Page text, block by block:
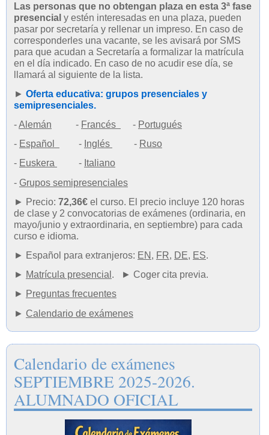
Las personas que no obtengan plaza en esta 3ª fase
presencial y estén interesadas en una plaza, pueden
pasar por secretaría y rellenar un impreso. En caso de
corresponderles una vacante, se les avisará por SMS
para que acudan a Secretaría a formalizar la matrícula
en el día indicado. En caso de no acudir ese día, se
llamará al siguiente de la lista.
► Oferta educativa: grupos presenciales y
semipresenciales.
-Alemán - Francés - Portugués
- Español - Inglés - Ruso
- Euskera - Italiano
- Grupos semipresenciales
► Precio: 72,36€ el curso. El precio incluye 120 horas
de clase y 2 convocatorias de exámenes (ordinaria, en
mayo/junio y extraordinaria, en septiembre) para cada
curso e idioma.
► Español para extranjeros: EN , FR, DE, ES.
► Matrícula presencial . ► Coger cita previa.
► Preguntas frecuentes
► Calendario de exámenes
Calendario de exámenes
SEPTIEMBRE 2025-2026.
ALUMNADO OFICIAL